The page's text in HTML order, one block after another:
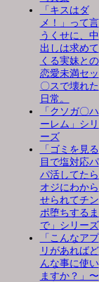
「キスはダ
メ！」って言
うくせに、中
出しは求めて
くる実妹との
恋愛未満セッ
〇スで壊れた
日常。
「クソガ〇ハ
ーレム」シリ
ーズ
「ゴミを見る
目で塩対応パ
パ活してたら
オジにわから
せられてチン
ポ堕ちするま
で」シリーズ
「こんなアプ
リがあればど
んな事に使い
ますか？」〜